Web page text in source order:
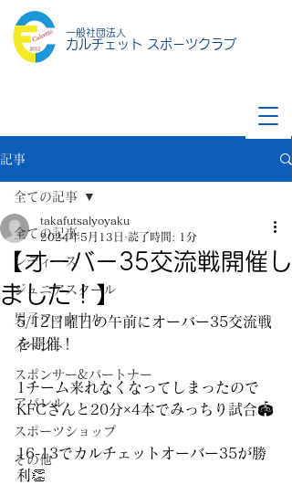
一般社団法人
カルチェット スポーツクラブ
記事
全ての記事
レディース
ジュニアスクール
男子フットサル
イベント
スポンサー&パートナー
アパレル
スポーツショップ
その他
全ての記事
【オーバー35交流戦開催し
ました！】
takafutsalyoyaku
2024年5月13日 読了時間: 1分
5/12日曜日の午前にオーバー35交流戦
を開催！
1チーム来れなくなってしまったので
KFCさんと20分×4本でみっちり試合🏟️
16-13でカルチェットオーバー35が勝
利👏